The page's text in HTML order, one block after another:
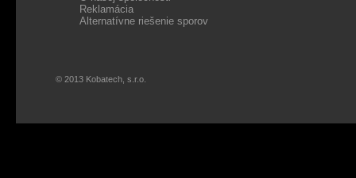
Reklamácia
Alternatívne riešenie sporov
© 2013 Kobatech, s.r.o.